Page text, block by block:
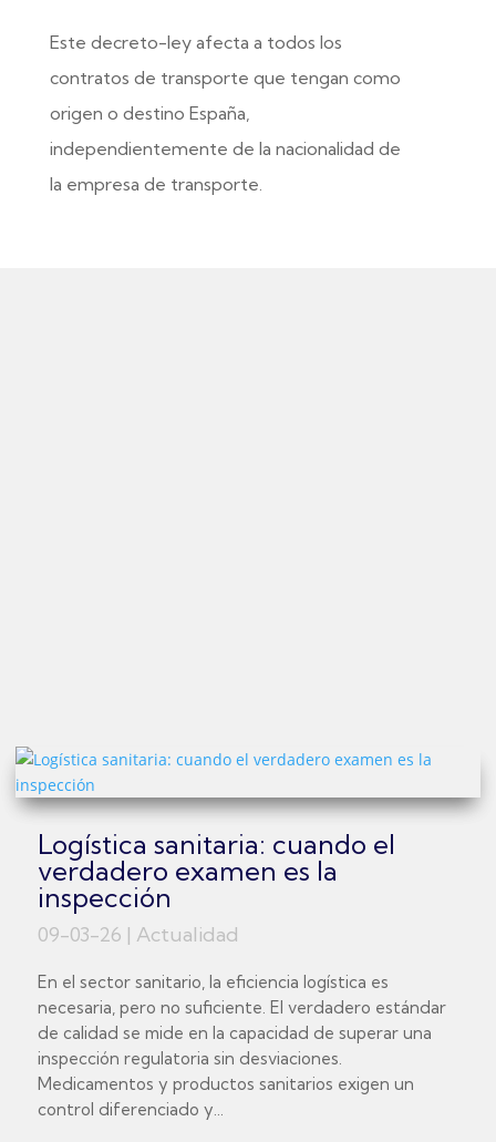
Este decreto-ley afecta a todos los
contratos de transporte que tengan como
origen o destino España,
independientemente de la nacionalidad de
la empresa de transporte.
Logística sanitaria: cuando el
verdadero examen es la
inspección
09-03-26 | Actualidad
En el sector sanitario, la eficiencia logística es
necesaria, pero no suficiente. El verdadero estándar
de calidad se mide en la capacidad de superar una
inspección regulatoria sin desviaciones.
Medicamentos y productos sanitarios exigen un
control diferenciado y...